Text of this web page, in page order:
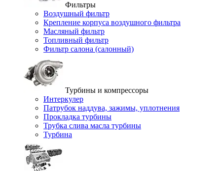
Фильтры
Воздушный фильтр
Крепление корпуса воздушного фильтра
Масляный фильтр
Топливный фильтр
Фильтр салона (салонный)
Турбины и компрессоры
Интеркулер
Патрубок наддува, зажимы, уплотнения
Прокладка турбины
Трубка слива масла турбины
Турбина